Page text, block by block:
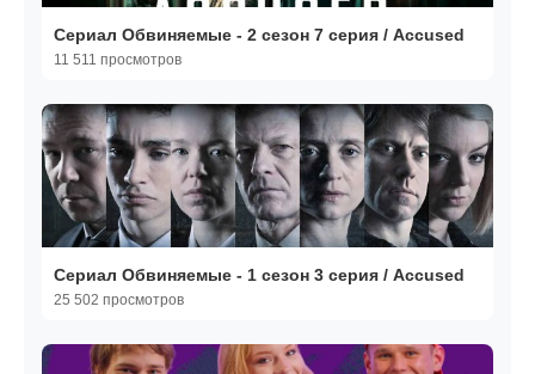
Сериал Обвиняемые - 2 сезон 7 серия / Accused
11 511 просмотров
Сериал Обвиняемые - 1 сезон 3 серия / Accused
25 502 просмотров